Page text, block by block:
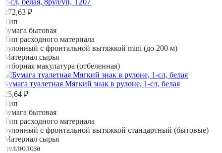
2-сл, белая, 8рул/уп, Т207
272,63 ₽
Тип
бумага бытовая
Тип расходного материала
рулонный с фронтальной вытяжкой mini (до 200 м)
Материал сырья
отборная макулатура (отбеленная)
Бумага туалетная Мягкий знак в рулоне, 1-сл, белая
25,64 ₽
Тип
бумага бытовая
Тип расходного материала
рулонный с фронтальной вытяжкой стандартный (бытовые)
Материал сырья
целлюлоза